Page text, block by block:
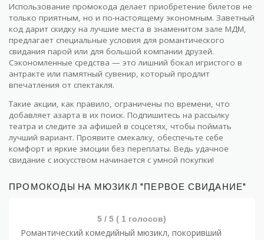
Использование промокода делает приобретение билетов не
только приятным, но и по-настоящему экономным. Заветный
код дарит скидку на лучшие места в знаменитом зале МДМ,
предлагает специальные условия для романтического
свидания парой или для большой компании друзей.
Сэкономленные средства — это лишний бокал игристого в
антракте или памятный сувенир, который продлит
впечатления от спектакля.
Такие акции, как правило, ограничены по времени, что
добавляет азарта в их поиск. Подпишитесь на рассылку
театра и следите за афишей в соцсетях, чтобы поймать
лучший вариант. Проявите смекалку, обеспечьте себе
комфорт и яркие эмоции без переплаты. Ведь удачное
свидание с искусством начинается с умной покупки!
ПРОМОКОДЫ НА МЮЗИКЛ "ПЕРВОЕ СВИДАНИЕ"
5 / 5 ( 1 голосов)
Романтический комедийный мюзикл, покоривший